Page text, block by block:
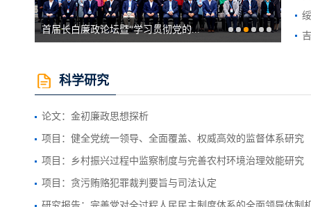
首届长白廉政论坛暨“学习贯彻党的...
科学研究
论文：金初廉政思想探析
项目：健全党统一领导、全面覆盖、权威高效的监督体系研究
项目：乡村振兴过程中监察制度与完善农村环境治理效能研究
项目：贪污贿赂犯罪裁判要旨与司法认定